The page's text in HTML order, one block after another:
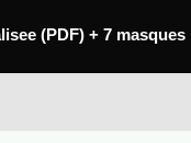
(PDF) + 7 masques